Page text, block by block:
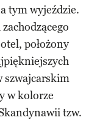
tym wyjeździe.
położony
szwajcarskim
w kolorze
tzw.